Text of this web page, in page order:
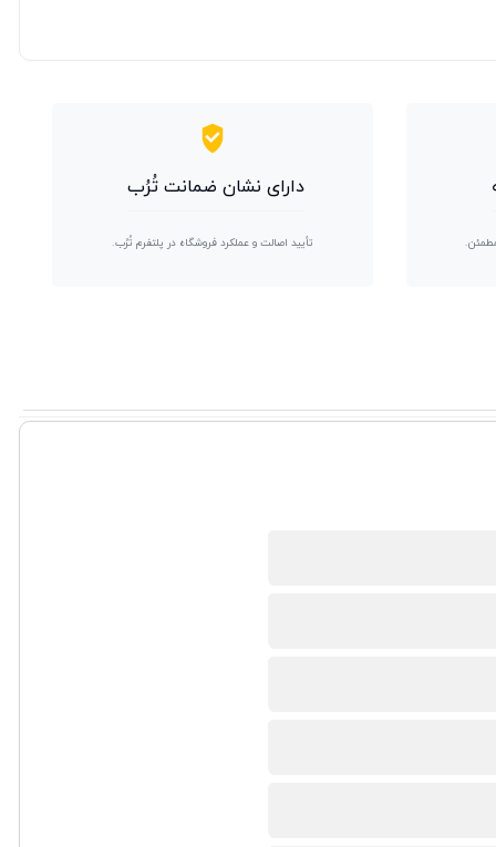
دارای نشان ضمانت تُرُب
تأیید اصالت و عملکرد فروشگاه در پلتفرم تُرُب.